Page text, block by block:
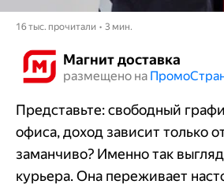
16 тыс. прочитали • 3 мин.
Магнит доставка
размещено на
Представьте: свободный
офиса, доход зависит только
заманчиво? Именно так
курьера. Она переживает